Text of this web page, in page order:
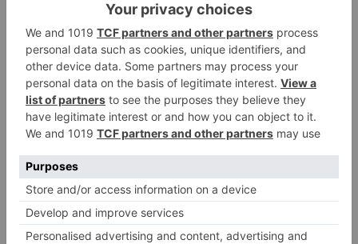
embargo, "parece que de bien pronto se han
olvidado"
miguel ángel rojo ayuntamiento lerma podía
LO + VISTO
1
Barrio (PSOE) denuncia que la
“una foto” y no a la culminación
del proyecto